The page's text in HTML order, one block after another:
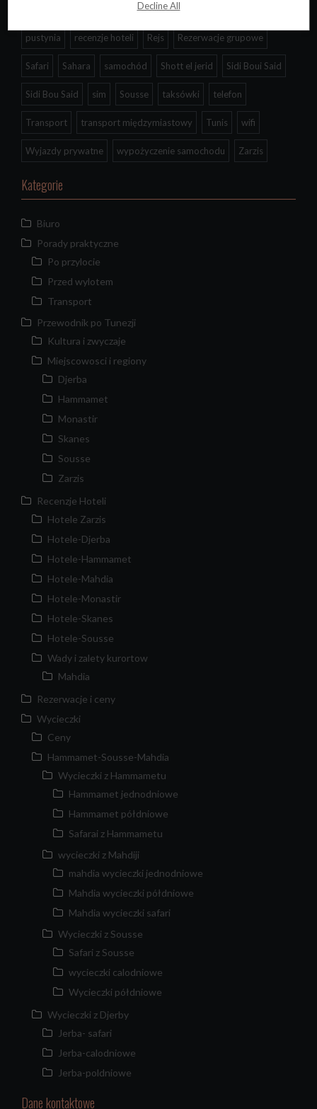
Przewodnik
pustynia recenzje hoteli Rejs Rezerwacje grupowe
Safari Sahara samochód Shott el jerid Sidi Boui Said
Sidi Bou Said sim Sousse taksówki telefon
Transport transport międzymiastowy Tunis wifi
Wyjazdy prywatne wypożyczenie samochodu Zarzis
Kategorie
Biuro
Porady praktyczne
Po przylocie
Przed wylotem
Transport
Przewodnik po Tunezji
Kultura i zwyczaje
Miejscowosci i regiony
Djerba
Hammamet
Monastir
Skanes
Sousse
Zarzis
Recenzje Hoteli
Hotele Zarzis
Hotele-Djerba
Hotele-Hammamet
Hotele-Mahdia
Hotele-Monastir
Hotele-Skanes
Hotele-Sousse
Wady i zalety kurortow
Mahdia
Rezerwacje i ceny
Wycieczki
Ceny
Hammamet-Sousse-Mahdia
Wycieczki z Hammametu
Hammamet jednodniowe
Hammamet półdniowe
Safarai z Hammametu
wycieczki z Mahdiji
mahdia wycieczki jednodniowe
Mahdia wycieczki półdniowe
Mahdia wycieczki safari
Wycieczki z Sousse
Safari z Sousse
wycieczki calodniowe
Wycieczki półdniowe
Wycieczki z Djerby
Jerba- safari
Jerba-calodniowe
Jerba-poldniowe
Dane kontaktowe
Decline All